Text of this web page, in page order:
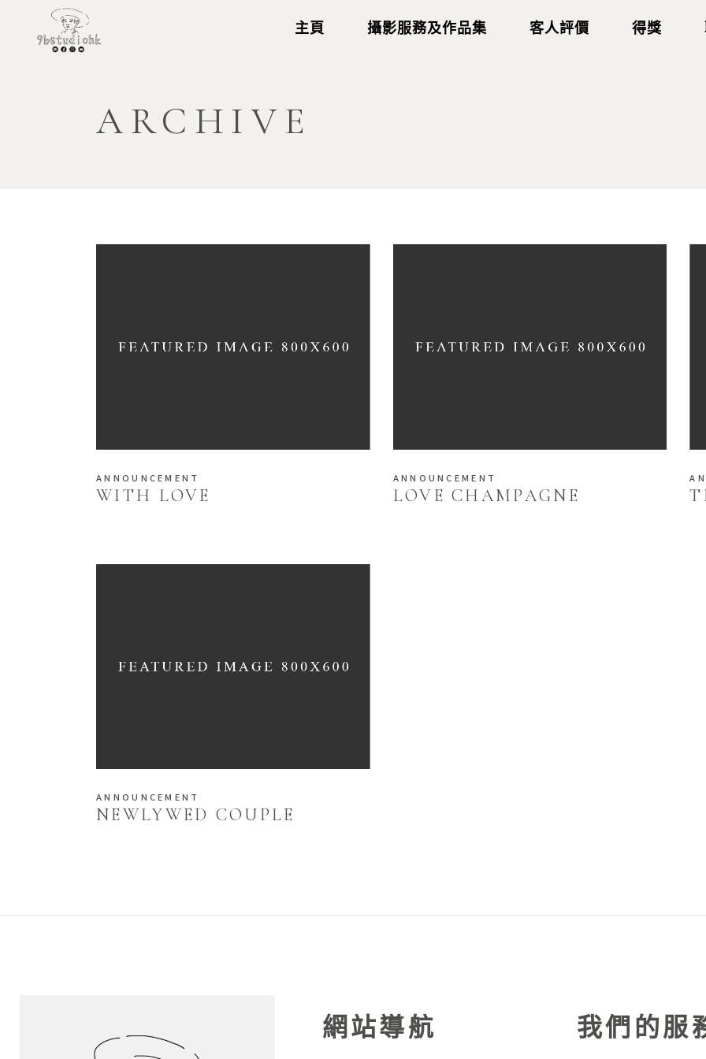
主頁 攝影服務及作品集 客人評價 得獎
ARCHIVE
ANNOUNCEMENT
WITH LOVE
ANNOUNCEMENT
LOVE CHAMPAGNE
ANNOUNCEMENT
NEWLYWED COUPLE
網站導航 我們的服